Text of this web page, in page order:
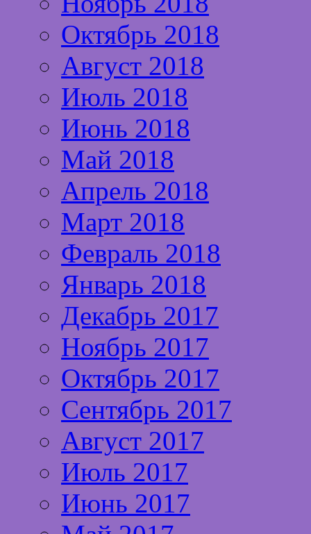
Октябрь 2018
Август 2018
Июль 2018
Июнь 2018
Май 2018
Апрель 2018
Март 2018
Февраль 2018
Январь 2018
Декабрь 2017
Ноябрь 2017
Октябрь 2017
Сентябрь 2017
Август 2017
Июль 2017
Июнь 2017